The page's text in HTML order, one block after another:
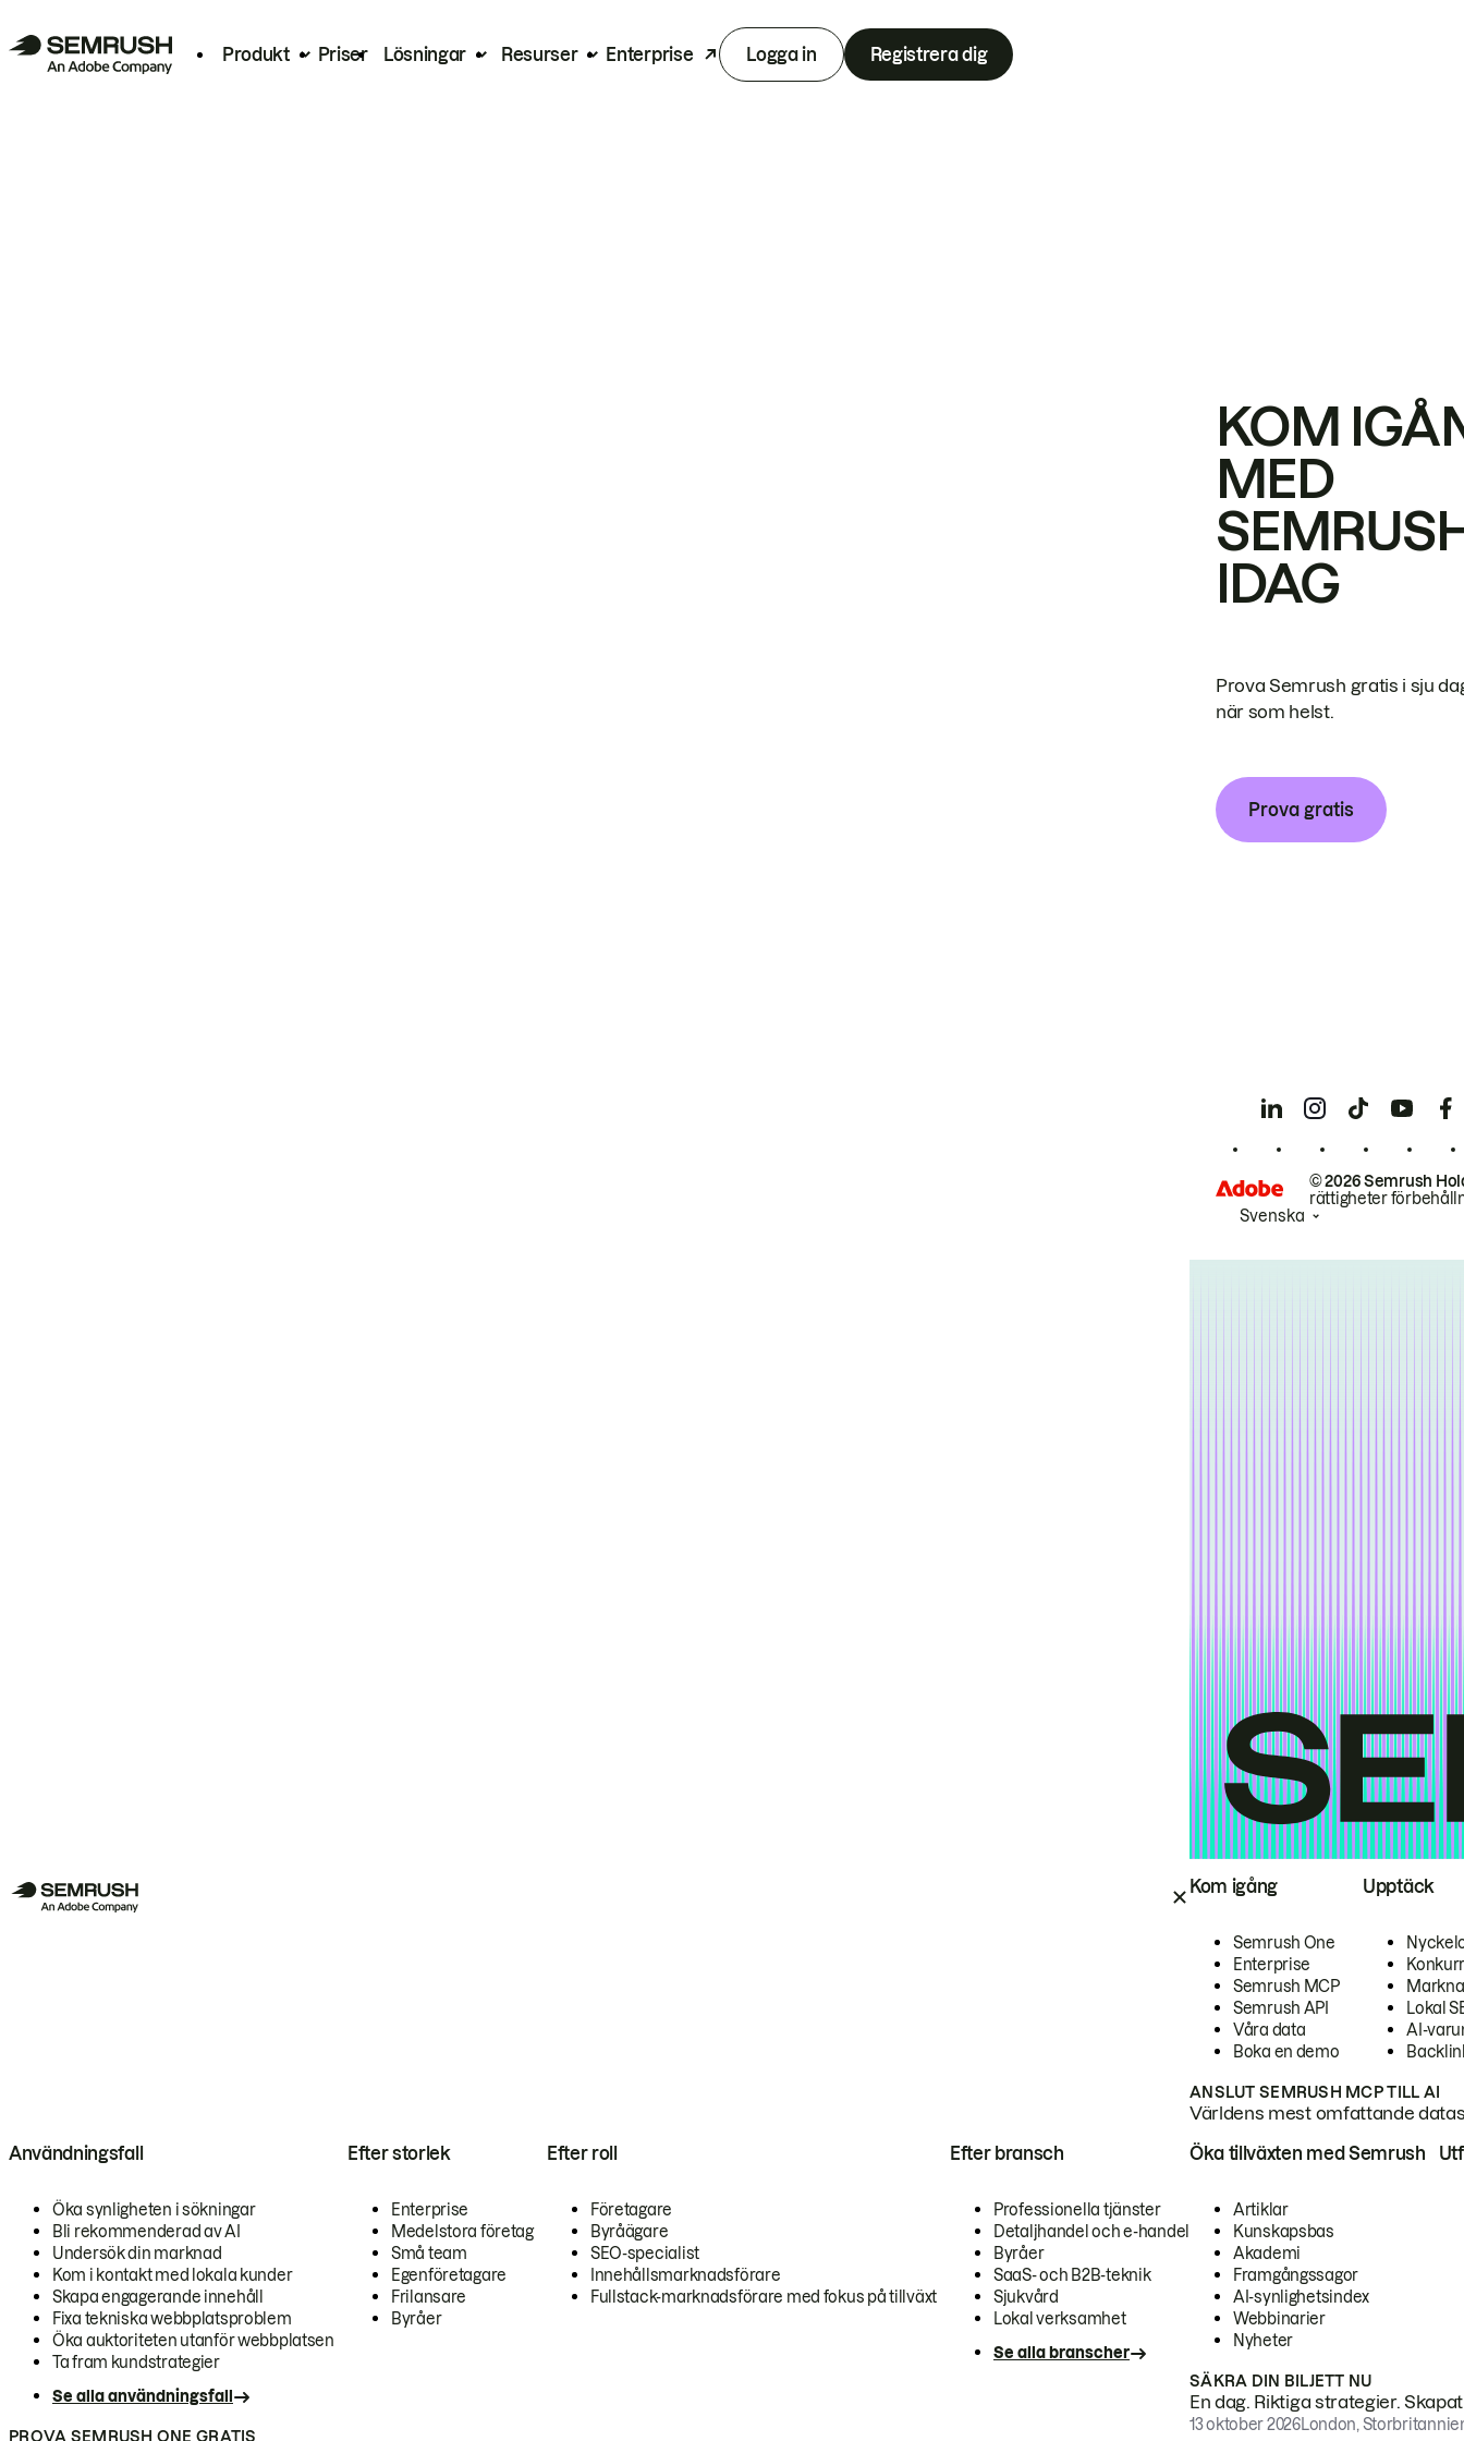
Produkt Priser Lösningar Resurser Enterprise Logga in Registrera dig
Kom igång
Semrush One
Enterprise
Semrush MCP
Semrush API
Våra data
Boka en demo
Upptäck
Lokal
AI-
ANSLUT SEMRUSH MCP TILL AI
Världens mest omfattande
Användningsfall
Öka synligheten i sökningar
Bli rekommenderad av AI
Undersök din marknad
Kom i kontakt med lokala kunder
Skapa engagerande innehåll
Fixa tekniska webbplatsproblem
Öka auktoriteten utanför webbplatsen
Ta fram kundstrategier
Se alla användningsfall
Efter storlek
Enterprise
Medelstora företag
Små team
Egenföretagare
Frilansare
Byråer
Efter roll
Företagare
Byråägare
SEO-specialist
Innehållsmarknadsförare
Fullstack-marknadsförare med fokus på tillväxt
Efter bransch
Professionella tjänster
Detaljhandel och e-handel
Byråer
SaaS- och B2B-teknik
Sjukvård
Lokal verksamhet
Se alla branscher
PROVA SEMRUSH ONE GRATIS
Öka tillväxten med Semrush
Artiklar
Kunskapsbas
Akademi
Framgångssagor
AI-synlighetsindex
Webbinarier
Nyheter
SÄKRA DIN BILJETT NU
En dag. Riktiga strategier.
13 oktober 2026London,
KOM
MED
IDAG
Prova Semrush gratis i sju
när som helst.
Prova gratis
© 2026 Semrush
rättigheter
Svenska